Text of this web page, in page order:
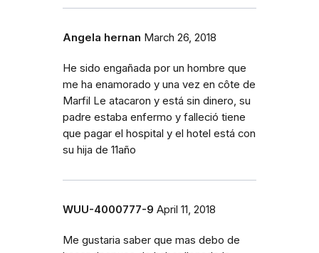
Angela hernan March 26, 2018
He sido engañada por un hombre que
me ha enamorado y una vez en côte de
Marfil Le atacaron y está sin dinero, su
padre estaba enfermo y falleció tiene
que pagar el hospital y el hotel está con
su hija de 11año
WUU-4000777-9 April 11, 2018
Me gustaria saber que mas debo de